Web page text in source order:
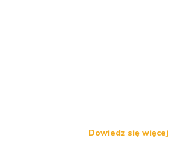
Dowiedz się więcej